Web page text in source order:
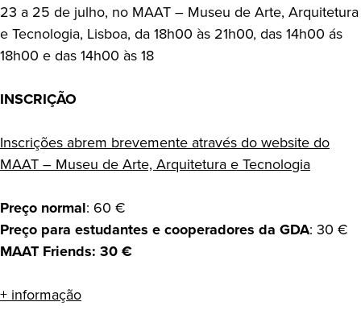
23 a 25 de julho, no MAAT – Museu de Arte, Arquitetura
e Tecnologia, Lisboa, da 18h00 às 21h00, das 14h00 ás
18h00 e das 14h00 às 18
INSCRIÇÃO
Inscrições abrem brevemente através do website do
MAAT – Museu de Arte, Arquitetura e Tecnologia
Preço normal: 60 €
Preço para estudantes e cooperadores da GDA: 30 €
MAAT Friends: 30 €
+ informação